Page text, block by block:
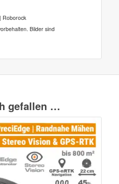
Roborock
Bilder sind
gefallen …